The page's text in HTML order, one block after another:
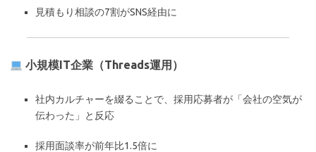
見積もり相談の7割がSNS経由に
小規模IT企業（Threads運用）
社内カルチャーを綴ることで、採用応募者が「会社の空気が
伝わった」と反応
採用面談率が前年比1.5倍に